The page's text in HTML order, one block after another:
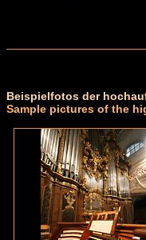
Beispielfotos der
Sample pictures of the